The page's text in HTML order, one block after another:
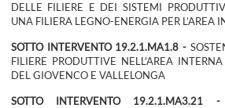
DELLE FILIERE E DEI SISTEMI
UNA FILIERA LEGNO-ENERGIA PER L’AREA
SOTTO INTERVENTO 19.2.1.MA1.8 -
FILIERE PRODUTTIVE NELL'AREA
DEL GIOVENCO E VALLELONGA
SOTTO INTERVENTO 19.2.1.MA3.21 -